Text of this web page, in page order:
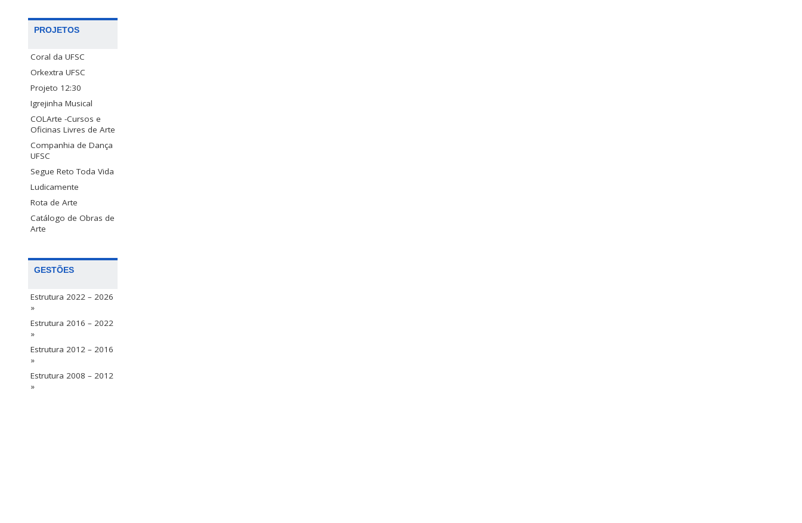
PROJETOS
Coral da UFSC
Orkextra UFSC
Projeto 12:30
Igrejinha Musical
COLArte -Cursos e
Oficinas Livres de Arte
Companhia de Dança
UFSC
Segue Reto Toda Vida
Ludicamente
Rota de Arte
Catálogo de Obras de
Arte
GESTÕES
Estrutura 2022 – 2026
»
Estrutura 2016 – 2022
»
Estrutura 2012 – 2016
»
Estrutura 2008 – 2012
»